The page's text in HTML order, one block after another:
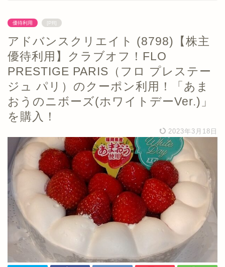
優待利用 [PR]
アドバンスクリエイト (8798)【株主
優待利用】クラブオフ！FLO
PRESTIGE PARIS（フロ プレステー
ジュ パリ）のクーポン利用！「あま
おうのニボーズ(ホワイトデーVer.)」
を購入！
2023年3月18日